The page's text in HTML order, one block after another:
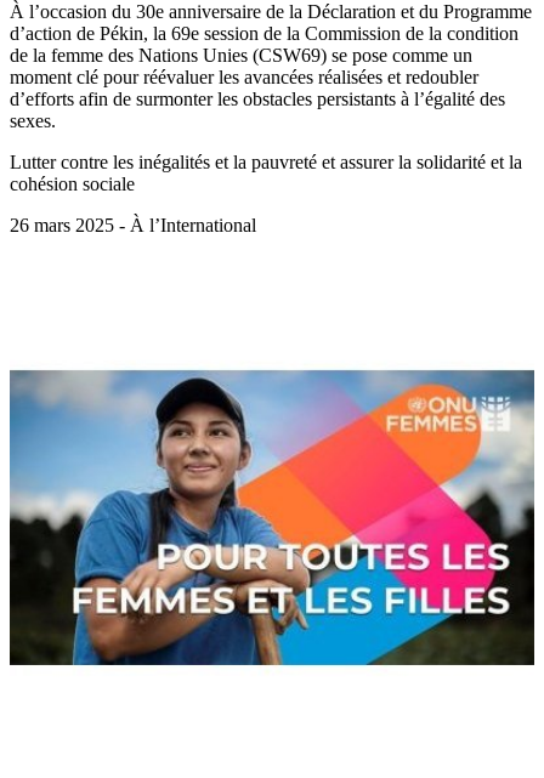
À l’occasion du 30e anniversaire de la Déclaration et du Programme
d’action de Pékin, la 69e session de la Commission de la condition
de la femme des Nations Unies (CSW69) se pose comme un
moment clé pour réévaluer les avancées réalisées et redoubler
d’efforts afin de surmonter les obstacles persistants à l’égalité des
sexes.
Lutter contre les inégalités et la pauvreté et assurer la solidarité et la
cohésion sociale
26 mars 2025 - À l’International